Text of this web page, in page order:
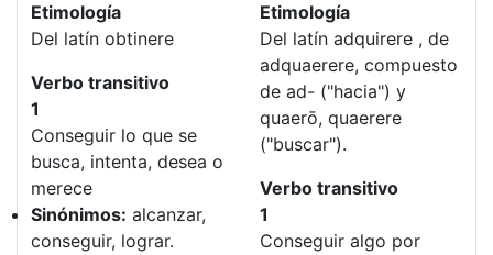
Etimología
Del latín obtinere
Verbo transitivo
1
Conseguir lo que se
busca, intenta, desea o
merece
Sinónimos: alcanzar,
conseguir, lograr.
Etimología
Del latín adquirere , de
adquaerere, compuesto
de ad- ("hacia") y
quaerō, quaerere
("buscar").
Verbo transitivo
1
Conseguir algo por